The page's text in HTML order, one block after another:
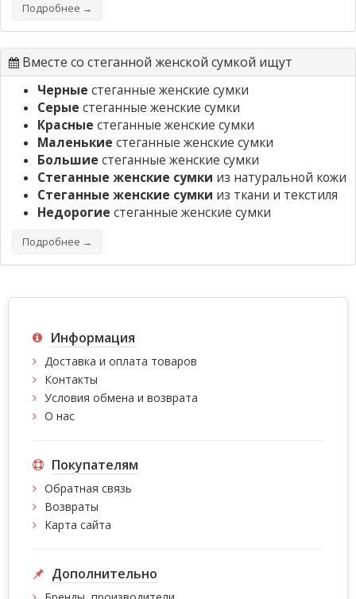
Подробнее →
Вместе со стеганной женской сумкой ищут
Черные стеганные женские сумки
Серые стеганные женские сумки
Красные стеганные женские сумки
Маленькие стеганные женские сумки
Большие стеганные женские сумки
Стеганные женские сумки из натуральной кожи
Стеганные женские сумки из ткани и текстиля
Недорогие стеганные женские сумки
Подробнее →
Информация
Доставка и оплата товаров
Контакты
Условия обмена и возврата
О нас
Покупателям
Обратная связь
Возвраты
Карта сайта
Дополнительно